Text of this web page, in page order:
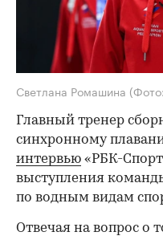
Светлана Ромашина
Главный тренер
синхронному
интервью «РБК-
выступления
по водным видам
Отвечая на вопрос о